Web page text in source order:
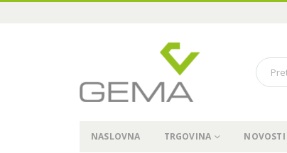
NASLOVNA TRGOVINA NOVOSTI